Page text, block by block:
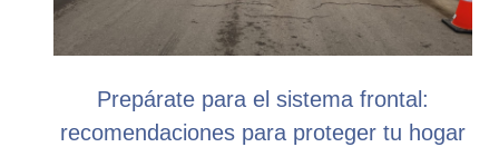
Prepárate para el sistema frontal:
recomendaciones para proteger tu hogar